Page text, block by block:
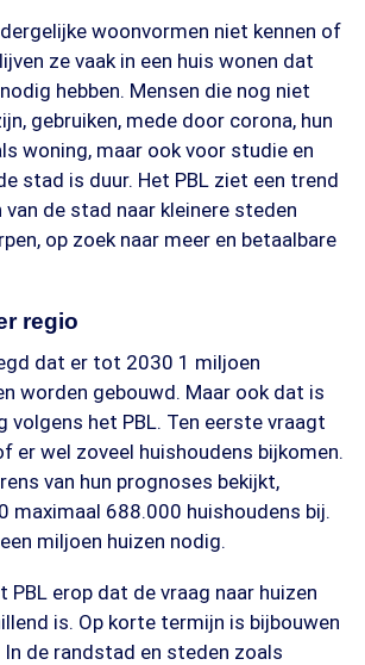
woonvormen niet kennen of
ze vaak in een huis wonen dat
hebben. Mensen die nog niet
gebruiken, mede door corona, hun
woning, maar ook voor studie en
stad is duur. Het PBL ziet een trend
van de stad naar kleinere steden
op zoek naar meer en betaalbare
regio
dat er tot 2030 1 miljoen
worden gebouwd. Maar ook dat is
volgens het PBL. Ten eerste vraagt
er wel zoveel huishoudens bijkomen.
van hun prognoses bekijkt,
maximaal 688.000 huishoudens bij.
miljoen huizen nodig.
PBL erop dat de vraag naar huizen
is. Op korte termijn is bijbouwen
In de randstad en steden zoals